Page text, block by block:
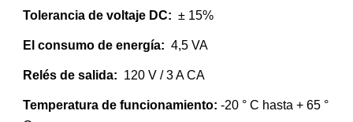
Tolerancia de voltaje DC: ± 15%
El consumo de energía: 4,5 VA
Relés de salida: 120 V / 3 A CA
Temperatura de funcionamiento: -20 ° C hasta + 65 °